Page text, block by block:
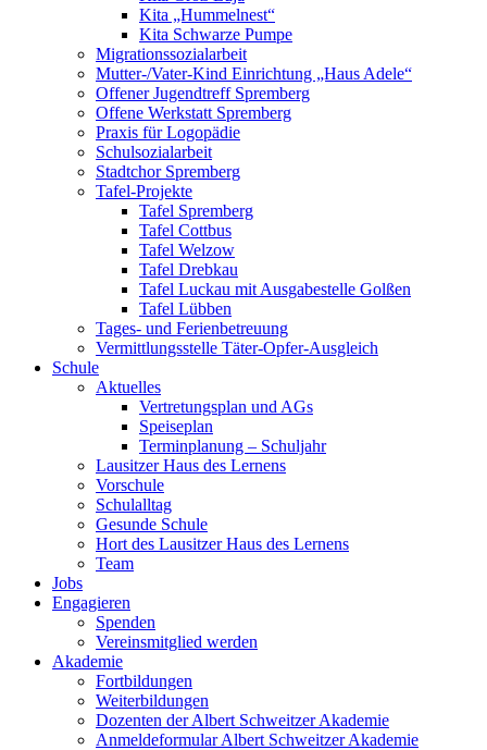
Kita „Hummelnest“
Kita Schwarze Pumpe
Migrationssozialarbeit
Mutter-/Vater-Kind Einrichtung „Haus Adele“
Offener Jugendtreff Spremberg
Offene Werkstatt Spremberg
Praxis für Logopädie
Schulsozialarbeit
Stadtchor Spremberg
Tafel-Projekte
Tafel Spremberg
Tafel Cottbus
Tafel Welzow
Tafel Drebkau
Tafel Luckau mit Ausgabestelle Golßen
Tafel Lübben
Tages- und Ferienbetreuung
Vermittlungsstelle Täter-Opfer-Ausgleich
Schule
Aktuelles
Vertretungsplan und AGs
Speiseplan
Terminplanung – Schuljahr
Lausitzer Haus des Lernens
Vorschule
Schulalltag
Gesunde Schule
Hort des Lausitzer Haus des Lernens
Team
Jobs
Engagieren
Spenden
Vereinsmitglied werden
Akademie
Fortbildungen
Weiterbildungen
Dozenten der Albert Schweitzer Akademie
Anmeldeformular Albert Schweitzer Akademie